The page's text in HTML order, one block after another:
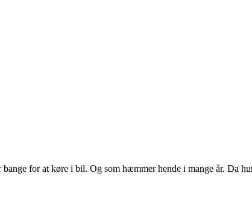
for at køre i bil. Og som hæmmer hende i mange år. Da